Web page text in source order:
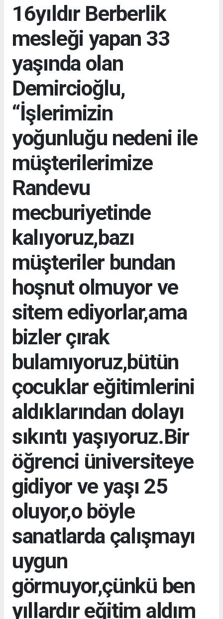
16yıldır Berberlik
mesleği yapan 33
yaşında olan
Demircioğlu,
“İşlerimizin
yoğunluğu nedeni ile
müşterilerimize
Randevu
mecburiyetinde
kalıyoruz,bazı
müşteriler bundan
hoşnut olmuyor ve
sitem ediyorlar,ama
bizler çırak
bulamıyoruz,bütün
çocuklar eğitimlerini
aldıklarından dolayı
sıkıntı yaşıyoruz.Bir
öğrenci üniversiteye
gidiyor ve yaşı 25
oluyor,o böyle
sanatlarda çalışmayı
uygun
görmuyor,çünkü ben
yıllardır eğitim aldım